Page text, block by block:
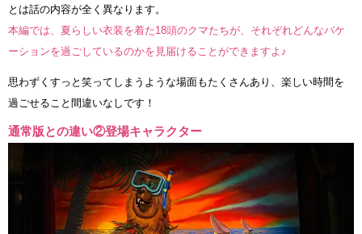
とは話の内容が全く異なります。
本編では、夏らしい衣装を着た18頭のクマたちが、それぞれどんなバケ
ーションを過ごしているのかを見届けることができますよ♪
思わずくすっと笑ってしまうような場面もたくさんあり、楽しい時間を
過ごせること間違いなしです！
通常版との違い②登場キャラクター